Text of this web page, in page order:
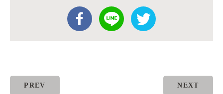
PREV NEXT